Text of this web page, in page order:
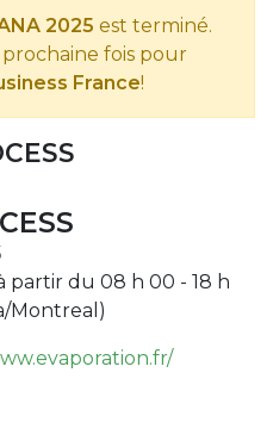
2025 est terminé.
fois pour
France!
partir du 08 h 00 - 18 h
Montreal )